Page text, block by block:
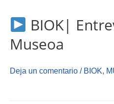
BIOK|
Museoa
Deja un comentario / BIOK,